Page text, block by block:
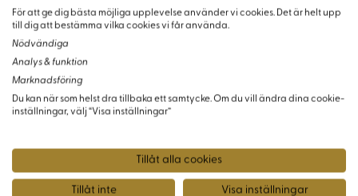
cookiefirst-consent
This cookie saves your cookie
website. You can change these or
cookiefirst-id
SERVERID [2x]
Usually used for load balancing.
that delivered the last page to the
Namn
Syfte
För att ge dig bästa möjliga upplevelse använder vi cookies. Det är helt upp
till dig att bestämma vilka cookies vi får använda.
Nödvändiga
Analys & funktion
Marknadsföring
Du kan när som helst dra tillbaka ett samtycke. Om du vill ändra dina cookie-
inställningar, välj “Visa inställningar”
Tillåt alla cookies
Tillåt inte Visa inställningar